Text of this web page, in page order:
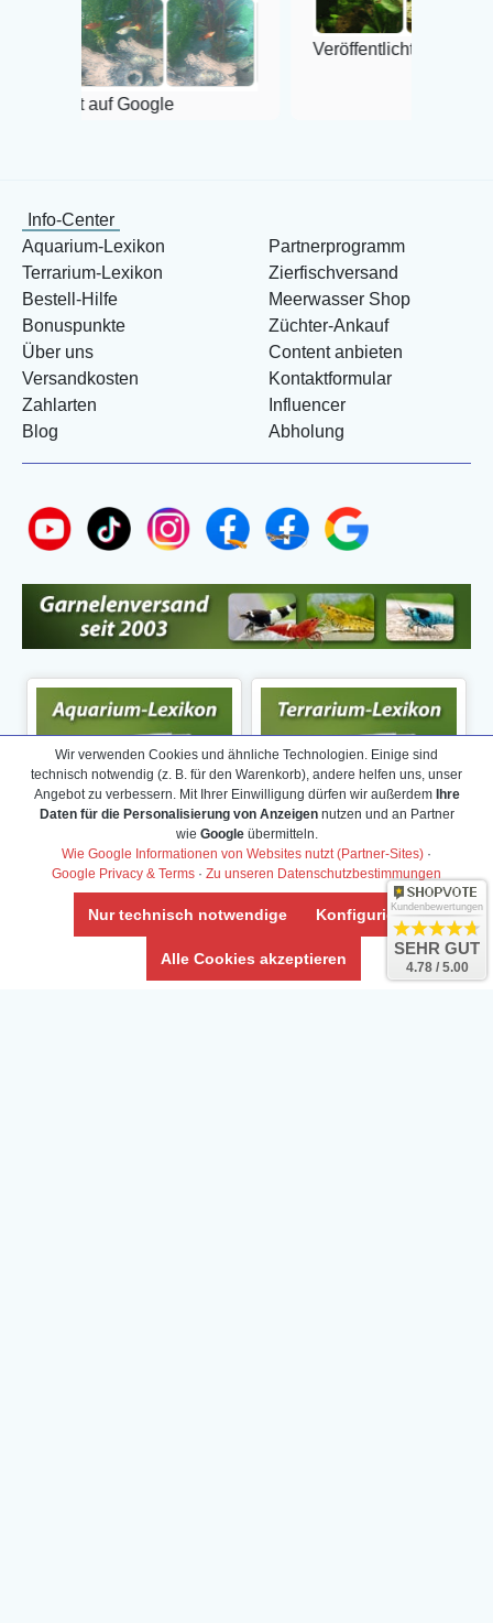
Veröffentlicht auf Google
Info-Center
Aquarium-Lexikon
Terrarium-Lexikon
Bestell-Hilfe
Bonuspunkte
Über uns
Versandkosten
Zahlarten
Blog
Partnerprogramm
Zierfischversand
Meerwasser Shop
Züchter-Ankauf
Content anbieten
Kontaktformular
Influencer
Abholung
Wir verwenden Cookies und ähnliche Technologien. Einige sind
technisch notwendig (z. B. für den Warenkorb), andere helfen uns, unser
Angebot zu verbessern. Mit Ihrer Einwilligung dürfen wir außerdem Ihre
Daten für die Personalisierung von Anzeigennutzen und an Partner
wie Googleübermitteln.
Wie Google Informationen von Websites nutzt (Partner-Sites) ·
Google Privacy & Terms · Zu unseren Datenschutzbestimmungen
Nur technisch notwendige Konfigurieren
Alle Cookies akzeptieren
Kundenbewertungen
SEHR GUT
4.78 / 5.00